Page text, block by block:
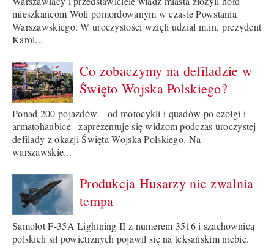
mieszkańcom Woli pomordowanym w czasie Powstania
Warszawskiego. W uroczystości wzięli udział m.in. prezydent
Karol...
Co zobaczymy na defiladzie w
Święto Wojska Polskiego?
Ponad 200 pojazdów – od motocykli i quadów po czołgi i
armatohaubice –zaprezentuje się widzom podczas uroczystej
defilady z okazji Święta Wojska Polskiego. Na
warszawskie...
Produkcja Husarzy nie zwalnia
tempa
Samolot F-35A Lightning II z numerem 3516 i szachownicą
polskich sił powietrznych pojawił się na teksańskim niebie.